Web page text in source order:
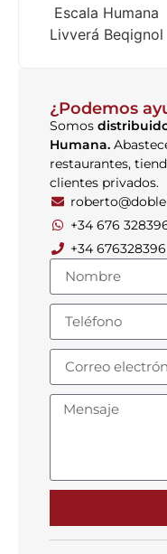
Escala Humana
Livverá Beqignol
¿Podemos
Somos
Humana.
restaurantes,
clientes privados.
+34 676
+34 676328396